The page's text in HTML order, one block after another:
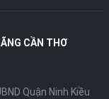
CẦN THƠ
Quận Ninh Kiều